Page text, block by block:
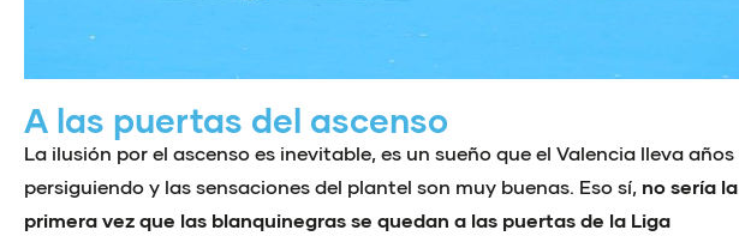
A las puertas del ascenso
La ilusión por el ascenso es inevitable, es un sueño que el Valencia lleva años
persiguiendo y las sensaciones del plantel son muy buenas. Eso sí, no sería la
primera vez que las blanquinegras se quedan a las puertas de la Liga